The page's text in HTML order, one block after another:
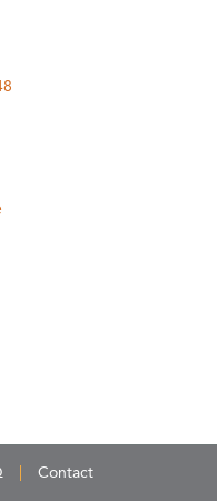
Contact